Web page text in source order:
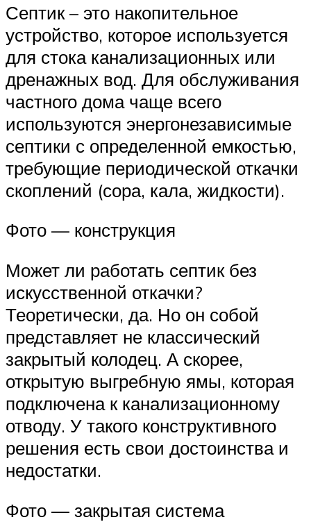
Септик – это накопительное
устройство, которое используется
для стока канализационных или
дренажных вод. Для обслуживания
частного дома чаще всего
используются энергонезависимые
септики с определенной емкостью,
требующие периодической откачки
скоплений (сора, кала, жидкости).
Фото — конструкция
Может ли работать септик без
искусственной откачки?
Теоретически, да. Но он собой
представляет не классический
закрытый колодец. А скорее,
открытую выгребную ямы, которая
подключена к канализационному
отводу. У такого конструктивного
решения есть свои достоинства и
недостатки.
Фото — закрытая система